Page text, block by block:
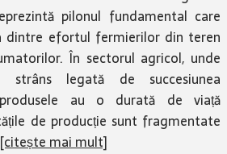
pilonul fundamental care
dintre efortul fermierilor din teren
În sectorul agricol, unde
strâns legată de succesiunea
au o durată de viață
de producție sunt fragmentate
[citește mai mult]